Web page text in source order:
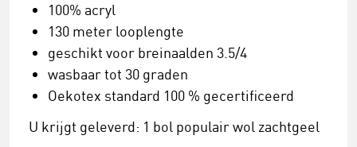
100% acryl
130 meter looplengte
geschikt voor breinaalden 3.5/4
wasbaar tot 30 graden
Oekotex standard 100 % gecertificeerd
U krijgt geleverd: 1 bol populair wol zachtgeel